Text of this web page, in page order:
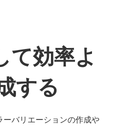
て効率よ
する
バリエーションの作成や